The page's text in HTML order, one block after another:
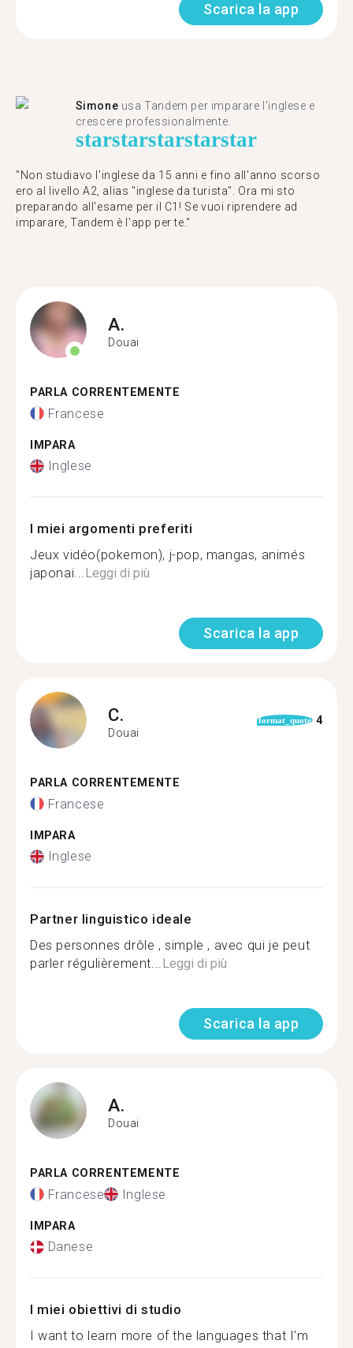
Scarica la app
Simone usa Tandem per imparare l'inglese e
crescere professionalmente.
starstarstarstarstar
"Non studiavo l'inglese da 15 anni e fino all'anno scorso
ero al livello A2, alias "inglese da turista". Ora mi sto
preparando all'esame per il C1! Se vuoi riprendere ad
imparare, Tandem è l'app per te."
A.
Douai
PARLA CORRENTEMENTE
Francese
IMPARA
Inglese
I miei argomenti preferiti
Jeux vidéo(pokemon), j-pop, mangas, animés
japonai...Leggi di più
Scarica la app
C.
Douai
format_quote 4
PARLA CORRENTEMENTE
Francese
IMPARA
Inglese
Partner linguistico ideale
Des personnes drôle , simple , avec qui je peut
parler régulièrement...Leggi di più
Scarica la app
A.
Douai
PARLA CORRENTEMENTE
Francese Inglese
IMPARA
Danese
I miei obiettivi di studio
I want to learn more of the languages that I'm